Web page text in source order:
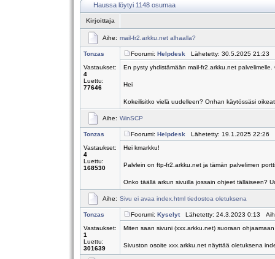
Haussa löytyi 1148 osumaa
Kirjoittaja
Aihe: mail-fr2.arkku.net alhaalla?
Tonzas
Vastaukset:
4
Luettu:
77646
Foorumi: Helpdesk Lähetetty: 30.5.2025 21:23
En pysty yhdistämään mail-fr2.arkku.net
Hei
Kokeilisitko vielä uudelleen? Onhan käytössäsi
Aihe: WinSCP
Tonzas
Vastaukset:
4
Luettu:
168530
Foorumi: Helpdesk Lähetetty: 19.1.2025 22:26
Hei kmarkku!
Palvlein on ftp-fr2.arkku.net ja tämän palvelimen
Onko täällä arkun sivuilla jossain ohjeet tälläiseen?
Aihe: Sivu ei avaa index.html tiedostoa oletuksena
Tonzas
Vastaukset:
1
Luettu:
301639
Foorumi: KyselytLähetetty: 24.3.2023 0:13
Miten saan sivuni (xxx.arkku.net) suoraan
Sivuston osoite xxx.arkku.net näyttää oletuksena